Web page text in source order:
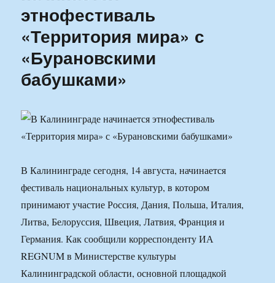
этнофестиваль
«Территория мира» с
«Бурановскими
бабушками»
В Калининграде сегодня, 14 августа, начинается
фестиваль национальных культур, в котором
принимают участие Россия, Дания, Польша, Италия,
Литва, Белоруссия, Швеция, Латвия, Франция и
Германия. Как сообщили корреспонденту ИА
REGNUM в Министерстве культуры
Калининградской области, основной площадкой